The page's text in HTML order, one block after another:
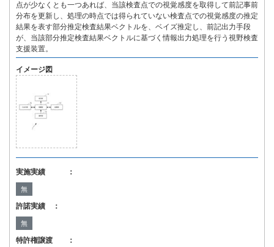
点が少なくとも一つあれば、当該検査点での視覚感度を取得して前記事前
分布を更新し、処理の時点では得られていない検査点での視覚感度の推定
結果を表す部分推定検査結果ベクトルを、ベイズ推定し、前記出力手段
が、当該部分推定検査結果ベクトルに基づく情報出力処理を行う視野検査
支援装置。
イメージ図
実施実績 ：
無
許諾実績 ：
無
特許権譲渡 ：